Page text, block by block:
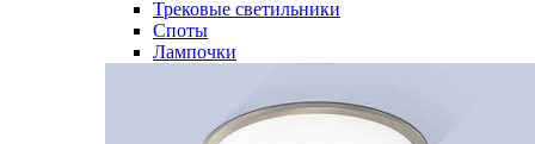
Трековые светильники
Споты
Лампочки